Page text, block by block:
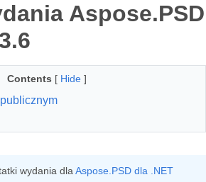
Aspose.PSD
Contents [ Hide ]
wydania dla Aspose.PSD dla .NET